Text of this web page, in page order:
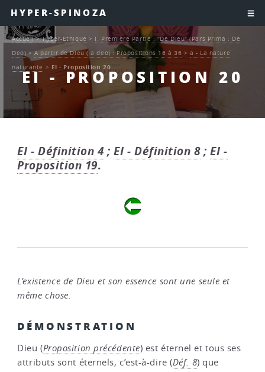
HYPER-SPINOZA
EI - PROPOSITION 20
Accueil>Hyper-Ethique > I. Première Partie : "De Dieu" (Pars Prima : De
Deo) > A partir de Dieu ( a deo) : Propositions 16 à 36 > a - La nature
naturante > EI - Proposition 20
EI - Définition 4;EI - Définition 8;EI -
Proposition 19.
L’existence de Dieu et son essence sont une seule et
même chose.
DÉMONSTRATION
Dieu (Proposition précédente) est éternel et tous ses
attributs sont éternels, c’est-à-dire (Déf. 8) que